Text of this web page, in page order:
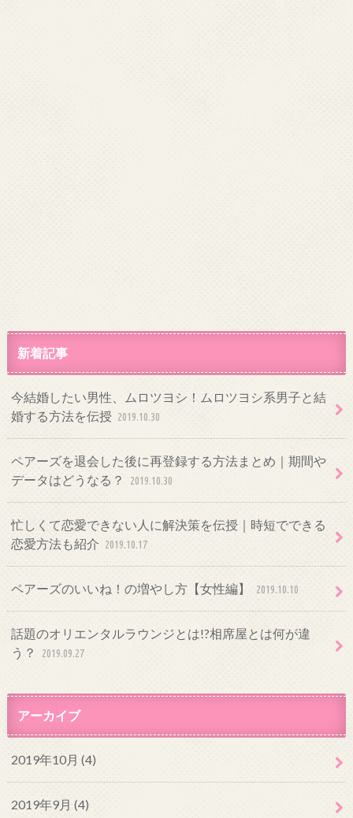
新着記事
今結婚したい男性、ムロツヨシ！ムロツヨシ系男子と結
婚する方法を伝授 2019.10.30
ペアーズを退会した後に再登録する方法まとめ｜期間や
データはどうなる？
2019.10.30
忙しくて恋愛できない人に解決策を伝授｜時短でできる
恋愛方法も紹介 2019.10.17
ペアーズのいいね！の増やし方【女性編】 2019.10.10
話題のオリエンタルラウンジとは!?相席屋とは何が違
う？
2019.09.27
アーカイブ
2019年10月 (4)
2019年9月 (4)